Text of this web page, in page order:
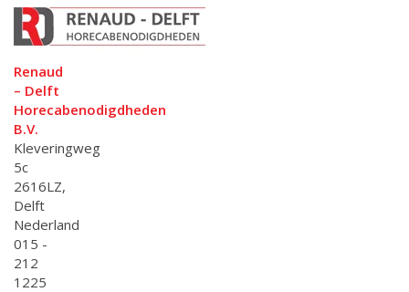
Renaud
– Delft
Horecabenodigdheden
B.V.
Kleveringweg
5c
2616LZ,
Delft
Nederland
015 -
212
1225